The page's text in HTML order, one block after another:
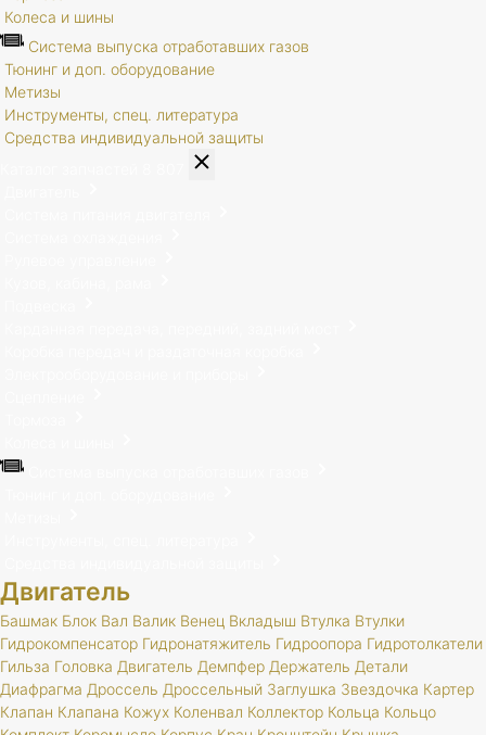
Колеса и шины
Система выпуска отработавших газов
Тюнинг и доп. оборудование
Метизы
Инструменты, спец. литература
Средства индивидуальной защиты
Двигатель
Башмак Блок Вал Валик Венец Вкладыш Втулка Втулки
Гидрокомпенсатор Гидронатяжитель Гидроопора Гидротолкатели
Гильза Головка Двигатель Демпфер Держатель Детали
Диафрагма Дроссель Дроссельный Заглушка Звездочка Картер
Клапан Клапана Кожух Коленвал Коллектор Кольца Кольцо